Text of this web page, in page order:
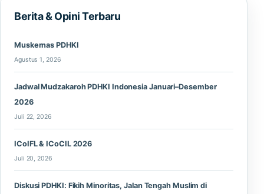
Berita & Opini Terbaru
Muskernas PDHKI
Agustus 1, 2026
Jadwal Mudzakaroh PDHKI Indonesia Januari–Desember
2026
Juli 22, 2026
ICoIFL & ICoCIL 2026
Juli 20, 2026
Diskusi PDHKI: Fikih Minoritas, Jalan Tengah Muslim di